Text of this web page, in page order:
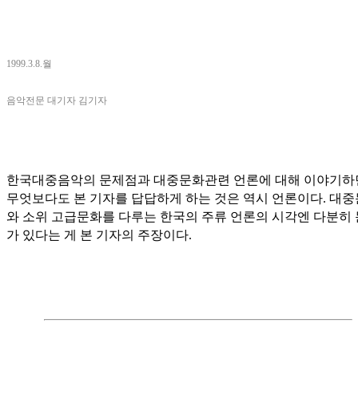
1999.3.8.월
음악전문 대기자 김기자
한국대중음악의 문제점과 대중문화관련 언론에 대해 이야기하
무엇보다도 본 기자를 답답하게 하는 것은 역시 언론이다. 대중
와 소위 고급문화를 다루는 한국의 주류 언론의 시각엔 다분히
가 있다는 게 본 기자의 주장이다.